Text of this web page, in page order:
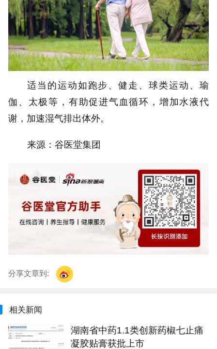
适当的运动如跑步、健走、球类运动、瑜
伽、太极等，有助促进气血循环，增加水液代
谢，加速湿气排出体外。
来源：谷医堂集团
分享文章到:
相关新闻
湖南省中药1.1类创新药椒七止痛
凝胶贴膏获批上市